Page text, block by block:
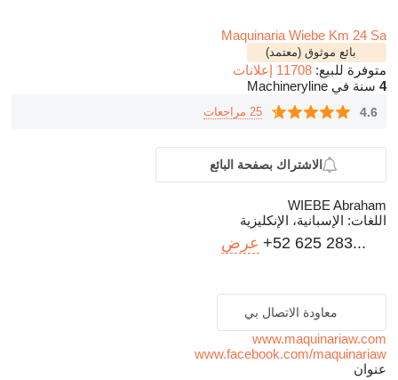
Maquinaria Wiebe Km 24 Sa
بائع موثوق (معتمد)
متوفرة للبيع: 11708 إعلانات
4 سنة في Machineryline
4.6 25 مراجعات
الاشتراك بصفحة البائع
WIEBE Abraham
اللغات: الإسبانية، الإنكليزية
+52 625 283... عرض
معاودة الاتصال بي
www.maquinariaw.com
www.facebook.com/maquinariaw
عنوان